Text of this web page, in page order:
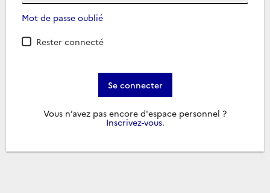
Mot de passe oublié
Rester connecté
Se connecter
Vous n’avez pas encore d'espace personnel ?
Inscrivez-vous.